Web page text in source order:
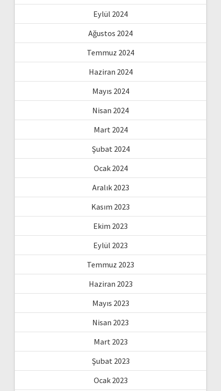
Eylül 2024
Ağustos 2024
Temmuz 2024
Haziran 2024
Mayıs 2024
Nisan 2024
Mart 2024
Şubat 2024
Ocak 2024
Aralık 2023
Kasım 2023
Ekim 2023
Eylül 2023
Temmuz 2023
Haziran 2023
Mayıs 2023
Nisan 2023
Mart 2023
Şubat 2023
Ocak 2023